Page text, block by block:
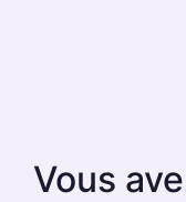
Vous